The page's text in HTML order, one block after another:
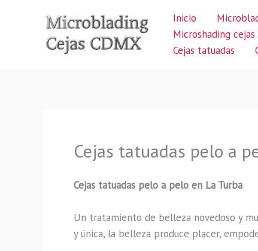
Inicio
Microshading cejas
Cejas tatuadas
Cejas tatuadas pelo a
Cejas tatuadas pelo a pelo en La Turba
Un tratamiento de belleza novedoso y
y única, la belleza produce placer,